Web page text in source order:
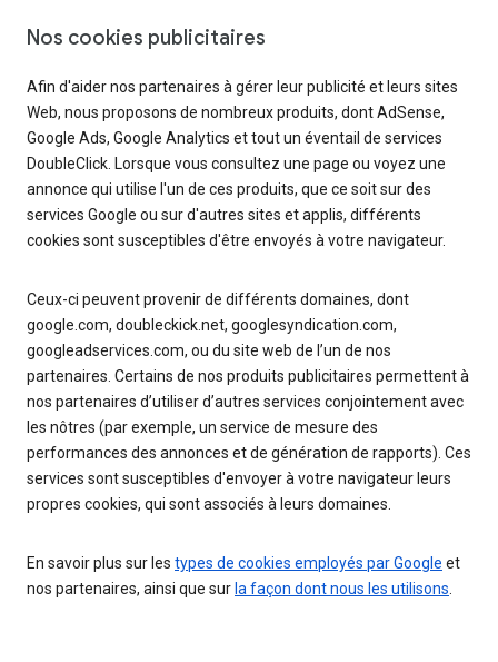
Nos cookies publicitaires
Afin d'aider nos partenaires à gérer leur publicité et leurs sites
Web, nous proposons de nombreux produits, dont AdSense,
Google Ads, Google Analytics et tout un éventail de services
DoubleClick. Lorsque vous consultez une page ou voyez une
annonce qui utilise l'un de ces produits, que ce soit sur des
services Google ou sur d'autres sites et applis, différents
cookies sont susceptibles d'être envoyés à votre navigateur.
Ceux-ci peuvent provenir de différents domaines, dont
google.com, doubleckick.net, googlesyndication.com,
googleadservices.com, ou du site web de l’un de nos
partenaires. Certains de nos produits publicitaires permettent à
nos partenaires d’utiliser d’autres services conjointement avec
les nôtres (par exemple, un service de mesure des
performances des annonces et de génération de rapports). Ces
services sont susceptibles d'envoyer à votre navigateur leurs
propres cookies, qui sont associés à leurs domaines.
En savoir plus sur les types de cookies employés par Google et
nos partenaires, ainsi que sur la façon dont nous les utilisons.